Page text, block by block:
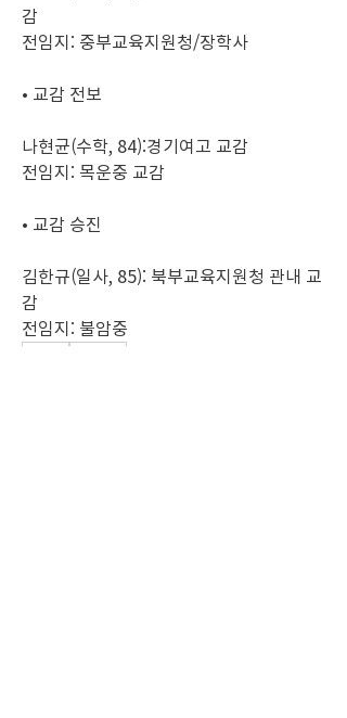
감
전임지: 중부교육지원청/장학사
• 교감 전보
나현균(수학, 84):경기여고 교감
전임지: 목운중 교감
• 교감 승진
김한규(일사, 85): 북부교육지원청 관내 교
감
전임지: 불암중